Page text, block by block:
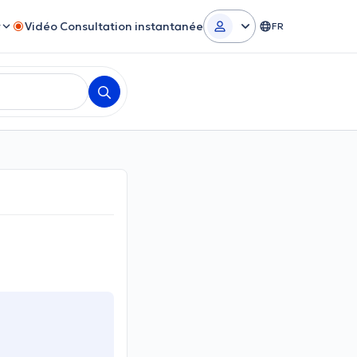
Vidéo Consultation instantanée FR